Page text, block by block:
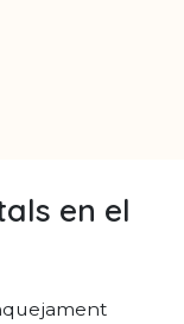
en el